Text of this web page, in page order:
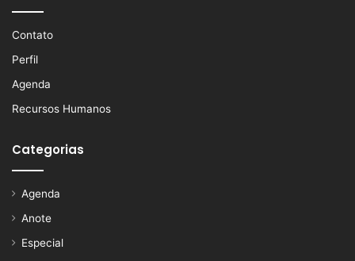
Contato
Perfil
Agenda
Recursos Humanos
Categorias
Agenda
Anote
Especial